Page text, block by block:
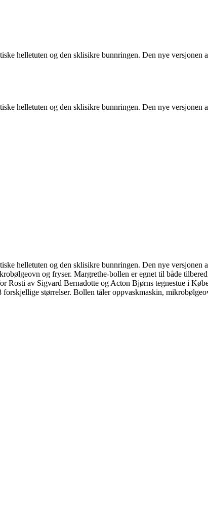
helletuten og den sklisikre bunnringen. Den nye
helletuten og den sklisikre bunnringen. Den nye
helletuten og den sklisikre bunnringen. Den nye
og fryser. Margrethe-bollen er egnet til både
Rosti av Sigvard Bernadotte og Acton Bjørns tegnestue i
størrelser. Bollen tåler oppvaskmaskin,